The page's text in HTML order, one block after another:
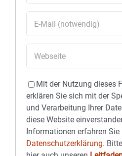
Mit der Nutzung dieses
erklären Sie sich mit der
und Verarbeitung Ihrer
diese Website
Informationen erfahren Sie
Datenschutzerklärung.